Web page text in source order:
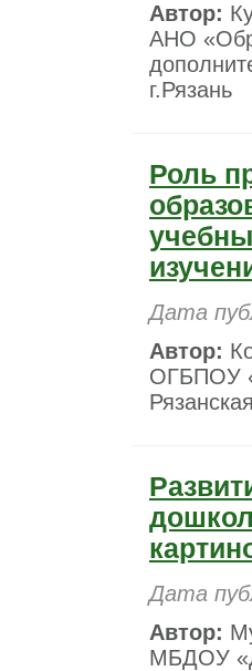
Автор:
АНО
г.Рязань
Роль
Дата
Автор:
ОГБПОУ
Дата
Автор:
МБДОУ